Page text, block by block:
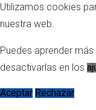
Utilizamos cookies
nuestra web.
Puedes aprender
desactivarlas en los
Aceptar Rechazar